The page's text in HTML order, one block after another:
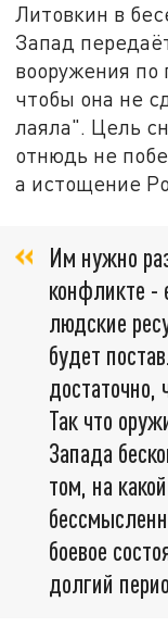
Литовкин в
Запад
вооружения по
чтобы она не
лаяла". Цель
отнюдь не
а истощение
Им нужно
конфликте -
людские
будет
достаточно,
Так что
Запада
том, на
боевое
долгий